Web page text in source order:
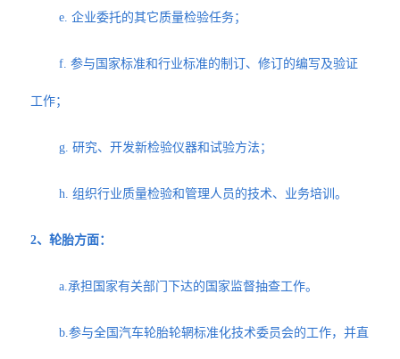
e. 企业委托的其它质量检验任务；
f. 参与国家标准和行业标准的制订、修订的编写及验证
工作；
g. 研究、开发新检验仪器和试验方法；
h. 组织行业质量检验和管理人员的技术、业务培训。
2、轮胎方面：
a.承担国家有关部门下达的国家监督抽查工作。
b.参与全国汽车轮胎轮辋标准化技术委员会的工作，并直